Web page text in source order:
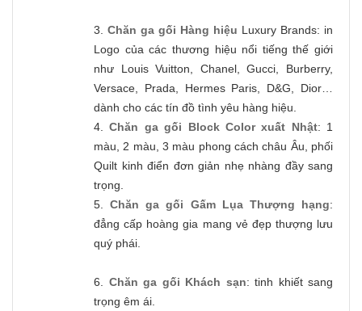
3. Chăn ga gối Hàng hiệu Luxury Brands: in
Logo của các thương hiệu nổi tiếng thế giới
như Louis Vuitton, Chanel, Gucci, Burberry,
Versace, Prada, Hermes Paris, D&G, Dior…
dành cho các tín đồ tình yêu hàng hiệu.
4.Chăn ga gối Block Color xuất Nhật: 1
màu, 2 màu, 3 màu phong cách châu Âu, phối
Quilt kinh điển đơn giản nhẹ nhàng đầy sang
trọng.
5.Chăn ga gối Gấm Lụa Thượng hạng:
đẳng cấp hoàng gia mang vẻ đẹp thượng lưu
quý phái.
6. Chăn ga gối Khách sạn: tinh khiết sang
trọng êm ái.